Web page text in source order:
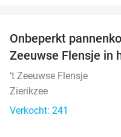
Onbeperkt
Zeeuwse Flensje in
‘t Zeeuwse Flensje
Zierikzee
Verkocht: 241